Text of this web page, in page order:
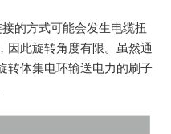
的方式可能会发生电缆扭
因此旋转角度有限。虽然通
转体集电环输送电力的刷子